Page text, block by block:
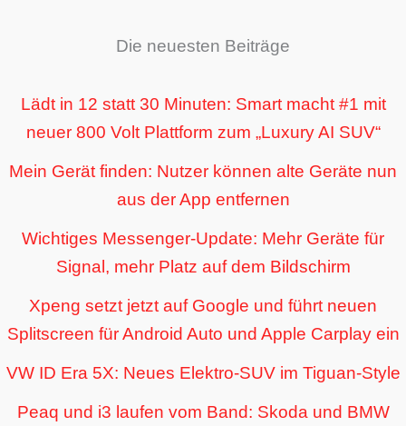
Die neuesten Beiträge
Lädt in 12 statt 30 Minuten: Smart macht #1 mit
neuer 800 Volt Plattform zum „Luxury AI SUV“
Mein Gerät finden: Nutzer können alte Geräte nun
aus der App entfernen
Wichtiges Messenger-Update: Mehr Geräte für
Signal, mehr Platz auf dem Bildschirm
Xpeng setzt jetzt auf Google und führt neuen
Splitscreen für Android Auto und Apple Carplay ein
VW ID Era 5X: Neues Elektro-SUV im Tiguan-Style
Peaq und i3 laufen vom Band: Skoda und BMW